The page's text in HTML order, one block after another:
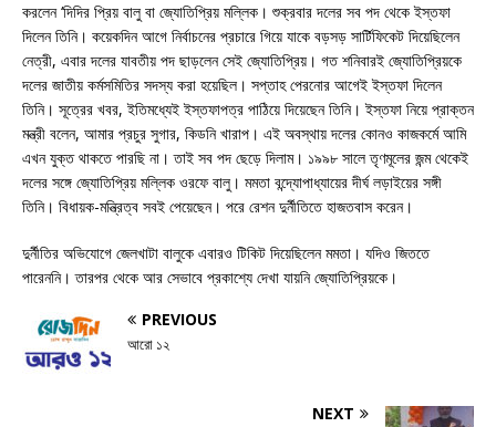
করলেন ‘দিদির প্রিয় বালু বা জ্যোতিপ্রিয় মল্লিক। শুক্রবার দলের সব পদ থেকে ইস্তফা
দিলেন তিনি। কয়েকদিন আগে নির্বাচনের প্রচারে গিয়ে যাকে বড়সড় সার্টিফিকেট দিয়েছিলেন
নেত্রী, এবার দলের যাবতীয় পদ ছাড়লেন সেই জ্যোতিপ্রিয়। গত শনিবারই জ্যোতিপ্রিয়কে
দলের জাতীয় কর্মসমিতির সদস্য করা হয়েছিল। সপ্তাহ পেরনোর আগেই ইস্তফা দিলেন
তিনি। সূত্রের খবর, ইতিমধ্যেই ইস্তফাপত্র পাঠিয়ে দিয়েছেন তিনি। ইস্তফা নিয়ে প্রাক্তন
মন্ত্রী বলেন, আমার প্রচুর সুগার, কিডনি খারাপ। এই অবস্থায় দলের কোনও কাজকর্মে আমি
এখন যুক্ত থাকতে পারছি না। তাই সব পদ ছেড়ে দিলাম। ১৯৯৮ সালে তৃণমূলের জন্ম থেকেই
দলের সঙ্গে জ্যোতিপ্রিয় মল্লিক ওরফে বালু। মমতা বন্দ্যোপাধ্যায়ের দীর্ঘ লড়াইয়ের সঙ্গী
তিনি। বিধায়ক-মন্ত্রিত্ব সবই পেয়েছেন। পরে রেশন দুর্নীতিতে হাজতবাস করেন।
দুর্নীতির অভিযোগে জেলখাটা বালুকে এবারও টিকিট দিয়েছিলেন মমতা। যদিও জিততে
পারেননি। তারপর থেকে আর সেভাবে প্রকাশ্যে দেখা যায়নি জ্যোতিপ্রিয়কে।
PREVIOUS
আরো ১২
NEXT